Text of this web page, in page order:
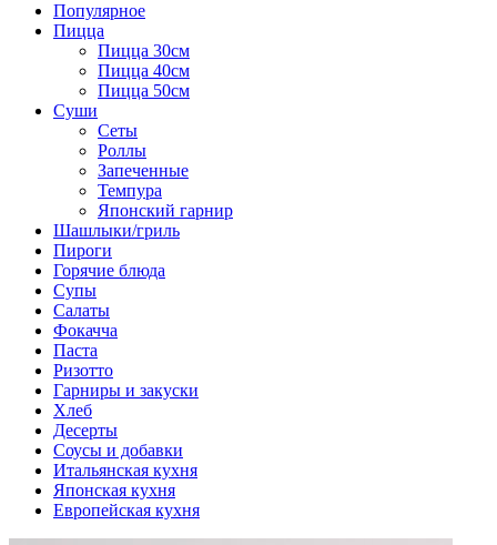
Популярное
Пицца
Пицца 30см
Пицца 40см
Пицца 50см
Суши
Сеты
Роллы
Запеченные
Темпура
Японский гарнир
Шашлыки/гриль
Пироги
Горячие блюда
Супы
Салаты
Фокачча
Паста
Ризотто
Гарниры и закуски
Хлеб
Десерты
Соусы и добавки
Итальянская кухня
Японская кухня
Европейская кухня